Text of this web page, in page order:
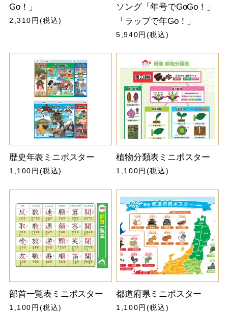
Go！」
2,310円(税込)
ソング「年号でGoGo！」
「ラップで年Go！」
5,940円(税込)
歴史年表ミニポスター
1,100円(税込)
植物分類表ミニポスター
1,100円(税込)
部首一覧表ミニポスター
1,100円(税込)
都道府県ミニポスター
1,100円(税込)